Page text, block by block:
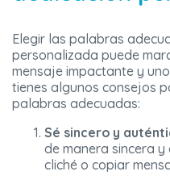
Elegir las palabras
personalizada puede
mensaje impactante y
tienes algunos consejos
palabras adecuadas:
Sé sincero y
de manera sincera
cliché o copiar